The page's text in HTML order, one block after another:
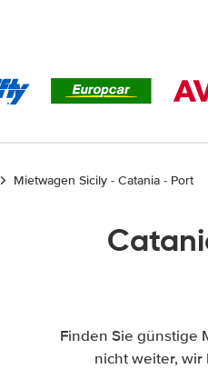
Mietwagen Sicily - Catania - Port
Finden Sie günstige
nicht weiter,